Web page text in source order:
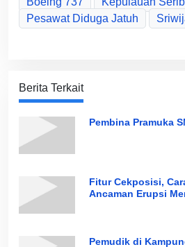
Pesawat Diduga Jatuh
Berita Terkait
Pembina Pramuka
Fitur Cekposisi,
Ancaman Erupsi
Pemudik di